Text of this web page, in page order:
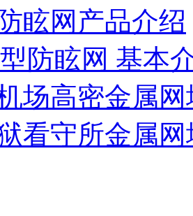
眩网产品介绍
防眩网 基本
场高密金属
看守所金属